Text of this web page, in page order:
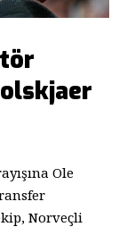
Ole
Norveçli